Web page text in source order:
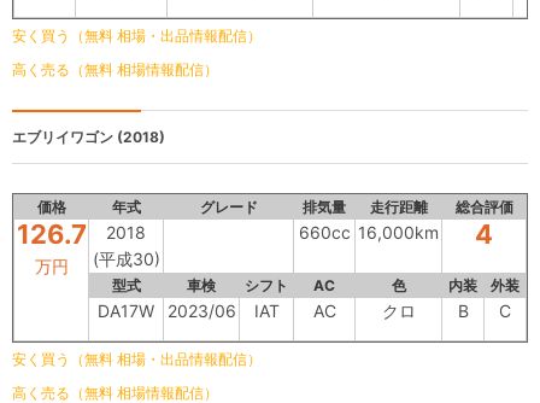
安く買う（無料 相場・出品情報配信）
高く売る（無料 相場情報配信）
エブリイワゴン (2018)
価格 年式 グレード 排気量 走行距離 総合評価
126.7
万円
2018
(平成30)
660cc 16,000km 4
型式 車検 シフト AC 色 内装 外装
DA17W 2023/06 IAT AC クロ B C
安く買う（無料 相場・出品情報配信）
高く売る（無料 相場情報配信）